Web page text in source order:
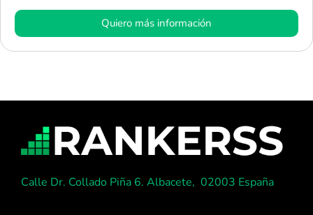
Quiero más información
Calle Dr. Collado Piña 6. Albacete, 02003 España